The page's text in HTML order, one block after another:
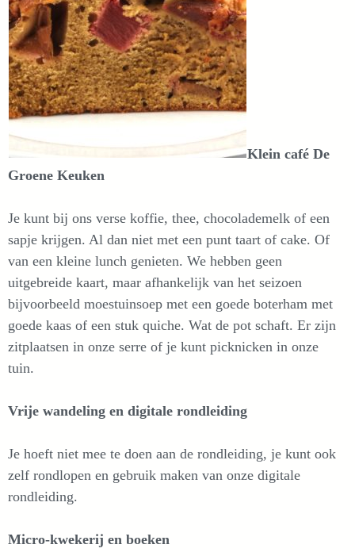
Klein café De
Groene Keuken
Je kunt bij ons verse koffie, thee, chocolademelk of een
sapje krijgen. Al dan niet met een punt taart of cake. Of
van een kleine lunch genieten. We hebben geen
uitgebreide kaart, maar afhankelijk van het seizoen
bijvoorbeeld moestuinsoep met een goede boterham met
goede kaas of een stuk quiche. Wat de pot schaft. Er zijn
zitplaatsen in onze serre of je kunt picknicken in onze
tuin.
Vrije wandeling en digitale rondleiding
Je hoeft niet mee te doen aan de rondleiding, je kunt ook
zelf rondlopen en gebruik maken van onze digitale
rondleiding.
Micro-kwekerij en boeken